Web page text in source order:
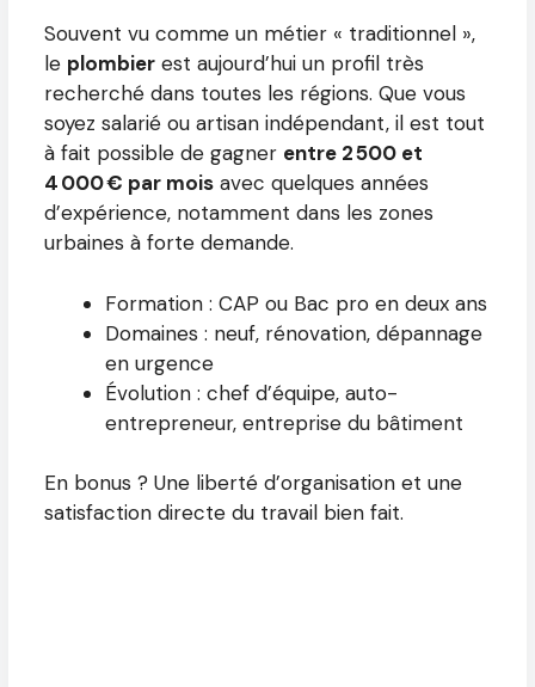
Souvent vu comme un métier « traditionnel »,
le plombier est aujourd’hui un profil très
recherché dans toutes les régions. Que vous
soyez salarié ou artisan indépendant, il est tout
à fait possible de gagner entre 2 500 et
4 000 € par mois avec quelques années
d’expérience, notamment dans les zones
urbaines à forte demande.
Formation : CAP ou Bac pro en deux ans
Domaines : neuf, rénovation, dépannage
en urgence
Évolution : chef d’équipe, auto-
entrepreneur, entreprise du bâtiment
En bonus ? Une liberté d’organisation et une
satisfaction directe du travail bien fait.